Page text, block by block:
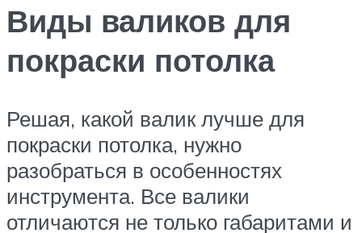
Виды валиков для
покраски потолка
Решая, какой валик лучше для
покраски потолка, нужно
разобраться в особенностях
инструмента. Все валики
отличаются не только габаритами и